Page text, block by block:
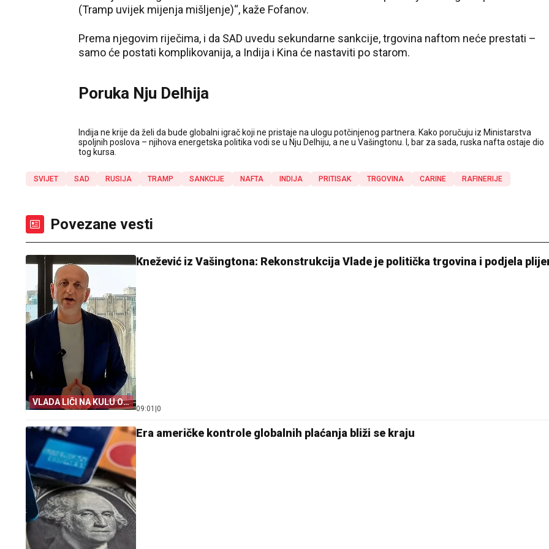
(Tramp uvijek mijenja mišljenje)“, kaže Fofanov.
Prema njegovim riječima, i da SAD uvedu sekundarne sankcije, trgovina naftom neće prestati –
samo će postati komplikovanija, a Indija i Kina će nastaviti po starom.
Poruka Nju Delhija
Indija ne krije da želi da bude globalni igrač koji ne pristaje na ulogu potčinjenog partnera. Kako poručuju iz Ministarstva
spoljnih poslova – njihova energetska politika vodi se u Nju Delhiju, a ne u Vašingtonu. I, bar za sada, ruska nafta ostaje dio
tog kursa.
SVIJET SAD RUSIJA TRAMP SANKCIJE NAFTA INDIJA PRITISAK TRGOVINA CARINE RAFINERIJE
Povezane vesti
VLADA LIČI NA KULU OD
KARATA
Knežević iz Vašingtona: Rekonstrukcija Vlade je politička trgovina i podjela
09:01 0
Era američke kontrole globalnih plaćanja bliži se kraju